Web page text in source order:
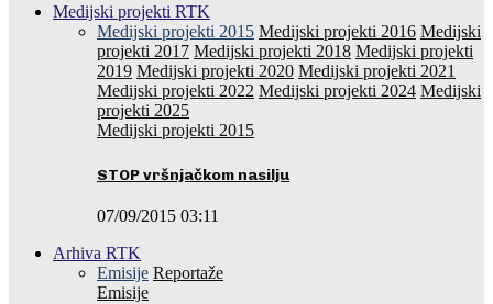
Medijski projekti RTK
Medijski projekti 2015 Medijski projekti 2016 Medijski
projekti 2017 Medijski projekti 2018 Medijski projekti
2019 Medijski projekti 2020 Medijski projekti 2021
Medijski projekti 2022 Medijski projekti 2024 Medijski
projekti 2025
Medijski projekti 2015
STOP vršnjačkom nasilju
07/09/2015 03:11
Arhiva RTK
Emisije Reportaže
Emisije